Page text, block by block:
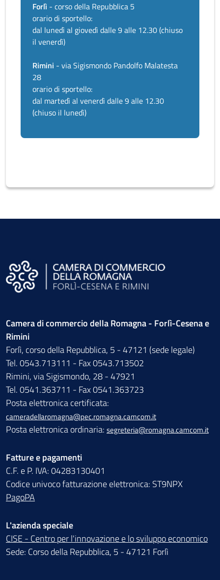
Forlì - corso della Repubblica 5
orario di sportello:
dal lunedì al giovedì dalle 9 alle 12.30 (chiuso
il venerdì)
Rimini - via Sigismondo Pandolfo Malatesta
28
orario di sportello:
dal martedì al venerdì dalle 9 alle 12.30
(chiuso il lunedì)
Camera di commercio della Romagna - Forlì-Cesena e
Rimini
Forlì, corso della Repubblica, 5 - 47121 (sede legale)
Tel. 0543.713111 - Fax 0543.713502
Rimini, via Sigismondo, 28 - 47921
Tel. 0541.363711 - Fax 0541.363723
Posta elettronica certificata:
cameradellaromagna@pec.romagna.camcom.it
Posta elettronica ordinaria: segreteria@romagna.camcom.it
Fatture e pagamenti
C.F. e P. IVA: 04283130401
Codice univoco fatturazione elettronica: ST9NPX
PagoPA
L'azienda speciale
CISE - Centro per l'innovazione e lo sviluppo economico
Sede: Corso della Repubblica, 5 - 47121 Forlì